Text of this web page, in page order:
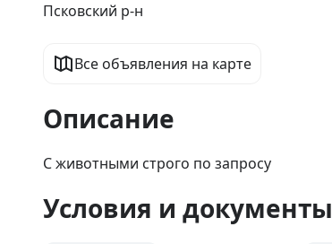
Псковский р-н
Все объявления на карте
Описание
С животными строго по запросу
Условия и документы